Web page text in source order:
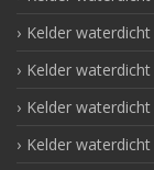
Kelder
Kelder
Kelder
Kelder